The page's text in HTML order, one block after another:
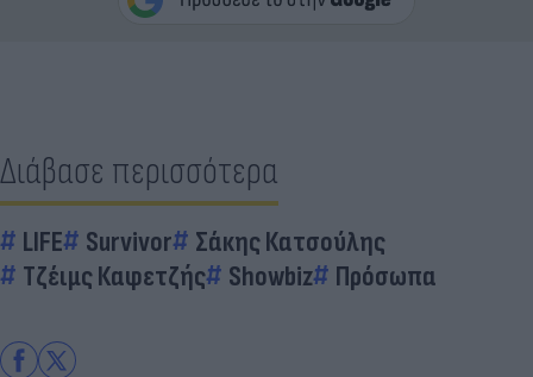
Διάβασε περισσότερα
LIFE Survivor
Σάκης Κατσούλης
Τζέιμς Καφετζής
Showbiz Πρόσωπα